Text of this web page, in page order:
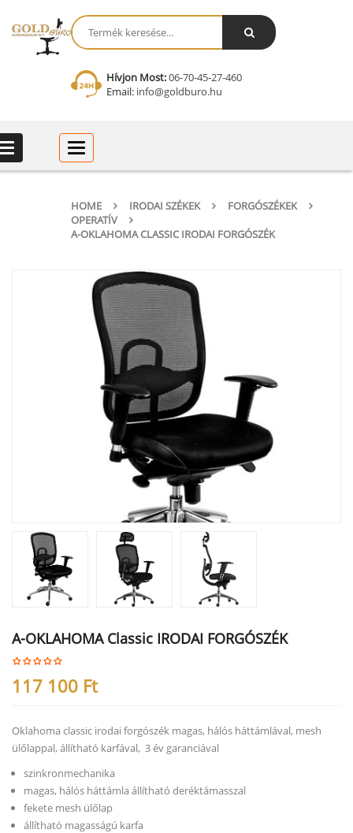
Hívjon Most:06-70-45-27-460
Email:info@goldburo.hu
Categories
Categories
HOME IRODAI SZÉKEK
FORGÓSZÉKEK
OPERATÍV
A-OKLAHOMA CLASSIC IRODAI FORGÓSZÉK
A-OKLAHOMA Classic IRODAI FORGÓSZÉK
117 100 Ft
Oklahoma classic irodai forgószék magas, hálós háttámlával, mesh
ülőlappal, állítható karfával, 3 év garanciával
szinkronmechanika
magas, hálós háttámla állítható deréktámasszal
fekete mesh ülőlap
állítható magasságú karfa